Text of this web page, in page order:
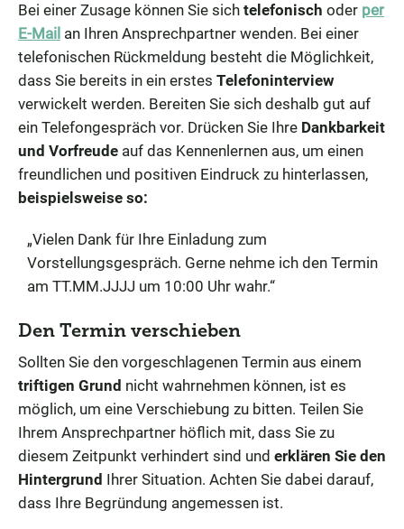
Bei einer Zusage können Sie sich telefonisch oder per
E-Mail an Ihren Ansprechpartner wenden. Bei einer
telefonischen Rückmeldung besteht die Möglichkeit,
dass Sie bereits in ein erstes Telefoninterview
verwickelt werden. Bereiten Sie sich deshalb gut auf
ein Telefongespräch vor. Drücken Sie Ihre Dankbarkeit
und Vorfreude auf das Kennenlernen aus, um einen
freundlichen und positiven Eindruck zu hinterlassen,
beispielsweise so:
„Vielen Dank für Ihre Einladung zum
Vorstellungsgespräch. Gerne nehme ich den Termin
am TT.MM.JJJJ um 10:00 Uhr wahr.“
Den Termin verschieben
Sollten Sie den vorgeschlagenen Termin aus einem
triftigen Grund nicht wahrnehmen können, ist es
möglich, um eine Verschiebung zu bitten. Teilen Sie
Ihrem Ansprechpartner höflich mit, dass Sie zu
diesem Zeitpunkt verhindert sind und erklären Sie den
Hintergrund Ihrer Situation. Achten Sie dabei darauf,
dass Ihre Begründung angemessen ist.